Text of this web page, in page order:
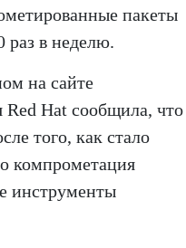
пакеты
раз в неделю.
на сайте
Hat сообщила, что
того, как стало
компрометация
инструменты